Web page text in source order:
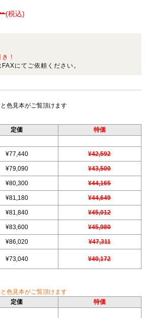
(税込)
！
にてご依頼ください。
色見本がご覧頂けます
定価
特価
¥77,440 ¥42,592
¥79,090 ¥43,500
¥80,300 ¥44,165
¥81,180 ¥44,649
¥81,840 ¥45,012
¥83,600 ¥45,980
¥86,020
¥47,311
¥73,040 ¥40,172
色見本がご覧頂けます
定価
特価